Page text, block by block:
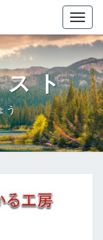
スト
う